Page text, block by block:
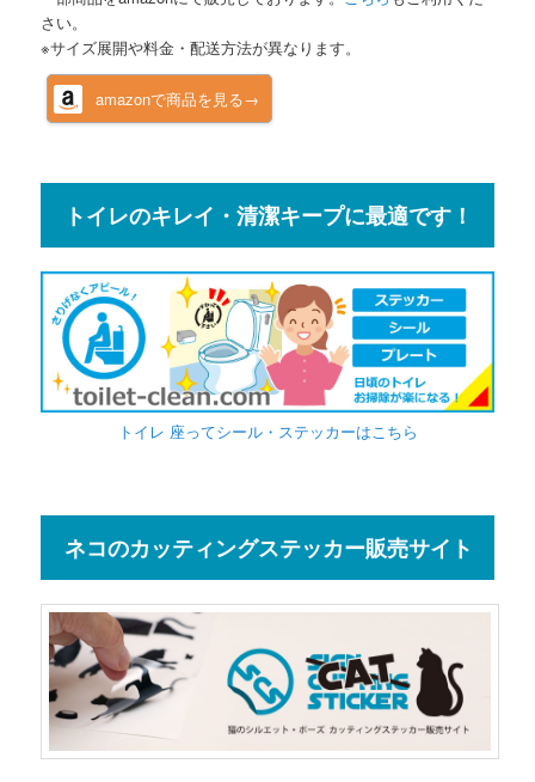
さい。
※サイズ展開や料金・配送方法が異なります。
amazonで商品を見る→
トイレのキレイ・清潔キープに最適です！
トイレ 座ってシール・ステッカーはこちら
ネコのカッティングステッカー販売サイト